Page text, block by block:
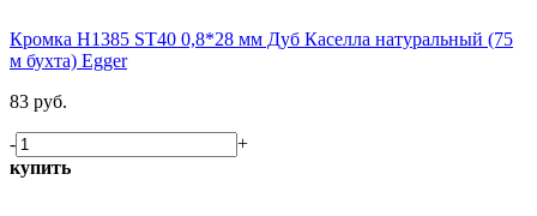
Кромка H1385 ST40 0,8*28 мм Дуб Каселла натуральный (75
м бухта) Egger
83 руб.
-
+
купить